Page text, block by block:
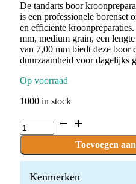
De tandarts boor
is een professionele borenset
en efficiënte
mm, medium grain, een
van 7,00 mm biedt deze boor
duurzaamheid voor dagelijks
Op voorraad
1000 in stock
D.899.027.FG
x
Boren
quantity
Toevoegen
Kenmerken